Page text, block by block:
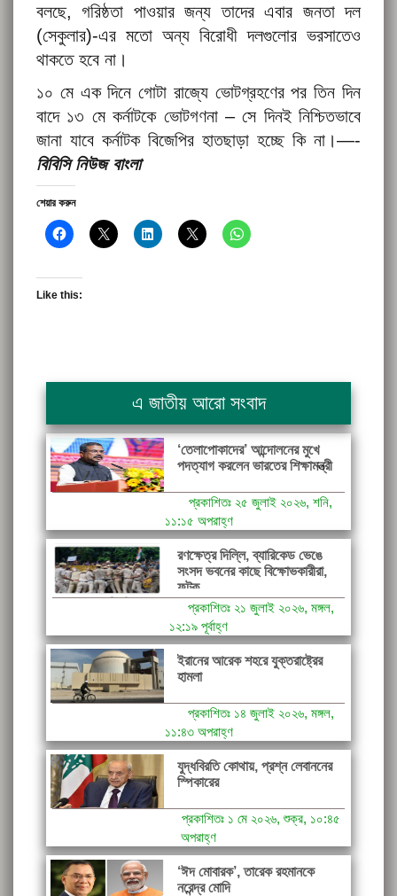
বলছে, গরিষ্ঠতা পাওয়ার জন্য তাদের এবার জনতা দল
(সেকুলার)-এর মতো অন্য বিরোধী দলগুলোর ভরসাতেও
থাকতে হবে না।
১০ মে এক দিনে গোটা রাজ্যে ভোটগ্রহণের পর তিন দিন
বাদে ১৩ মে কর্নাটকে ভোটগণনা – সে দিনই নিশ্চিতভাবে
জানা যাবে কর্নাটক বিজেপির হাতছাড়া হচ্ছে কি না।—-
বিবিসি নিউজ বাংলা
শেয়ার করুন
Like this:
এ জাতীয় আরো সংবাদ
‘তেলাপোকাদের’ আন্দোলনের মুখে
পদত্যাগ করলেন ভারতের শিক্ষামন্ত্রী
প্রকাশিতঃ ২৫ জুলাই ২০২৬, শনি,
১১:১৫ অপরাহ্ণ
রণক্ষেত্র দিল্লি, ব্যারিকেড ভেঙে
সংসদ ভবনের কাছে বিক্ষোভকারীরা,
ফটক...
প্রকাশিতঃ ২১ জুলাই ২০২৬, মঙ্গল,
১২:১৯ পূর্বাহ্ণ
ইরানের আরেক শহরে যুক্তরাষ্ট্রের
হামলা
প্রকাশিতঃ ১৪ জুলাই ২০২৬, মঙ্গল,
১১:৪৩ অপরাহ্ণ
যুদ্ধবিরতি কোথায়, প্রশ্ন লেবাননের
স্পিকারের
প্রকাশিতঃ ১ মে ২০২৬, শুক্র, ১০:৪৫
অপরাহ্ণ
‘ঈদ মোবারক’, তারেক রহমানকে
নরেন্দ্র মোদি